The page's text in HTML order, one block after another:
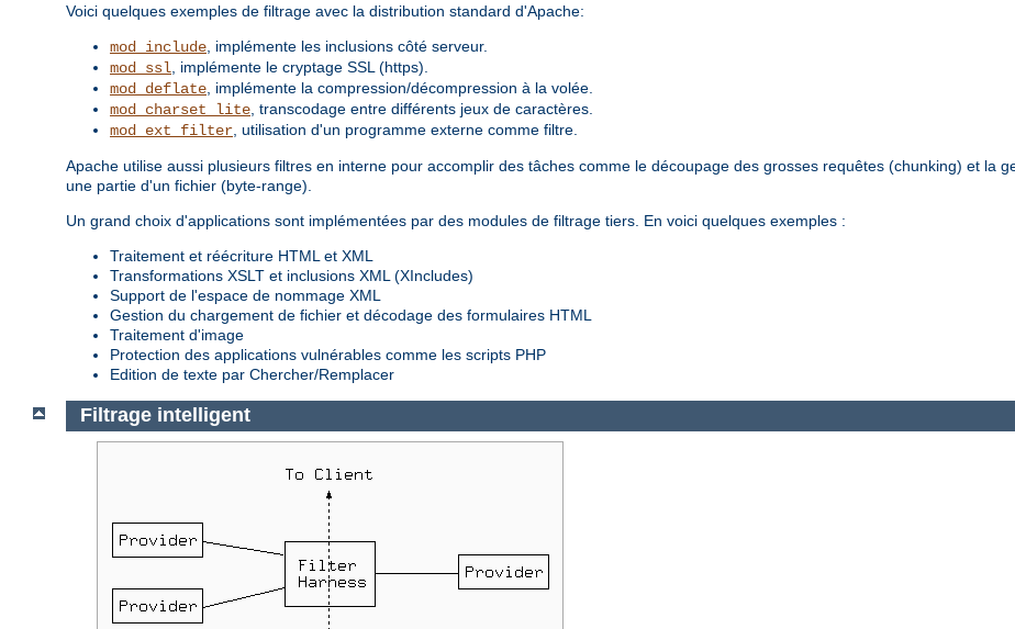
Voici quelques exemples de filtrage avec la distribution standard d'Apache:
mod_include , implémente les inclusions côté serveur.
mod_ssl , implémente le cryptage SSL (https).
mod_deflate , implémente la compression/décompression à la volée.
mod_charset_lite , transcodage entre différents jeux de caractères.
mod_ext_filter , utilisation d'un programme externe comme filtre.
Apache utilise aussi plusieurs filtres en interne pour accomplir des tâches comme le découpage des grosses requêtes (chunking) et la
une partie d'un fichier (byte-range).
Un grand choix d'applications sont implémentées par des modules de filtrage tiers. En voici quelques exemples :
Traitement et réécriture HTML et XML
Transformations XSLT et inclusions XML (XIncludes)
Support de l'espace de nommage XML
Gestion du chargement de fichier et décodage des formulaires HTML
Traitement d'image
Protection des applications vulnérables comme les scripts PHP
Edition de texte par Chercher/Remplacer
Filtrage intelligent